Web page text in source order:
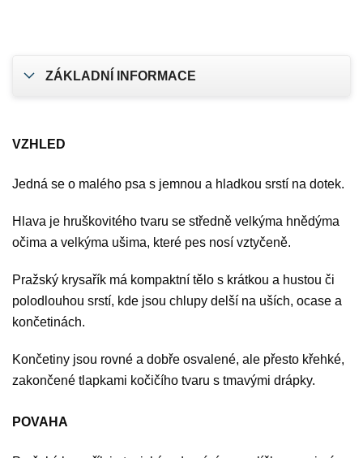
ZÁKLADNÍ INFORMACE
VZHLED
Jedná se o malého psa s jemnou a hladkou srstí na dotek.
Hlava je hruškovitého tvaru se středně velkýma hnědýma
očima a velkýma ušima, které pes nosí vztyčeně.
Pražský krysařík má kompaktní tělo s krátkou a hustou či
polodlouhou srstí, kde jsou chlupy delší na uších, ocase a
končetinách.
Končetiny jsou rovné a dobře osvalené, ale přesto křehké,
zakončené tlapkami kočičího tvaru s tmavými drápky.
POVAHA